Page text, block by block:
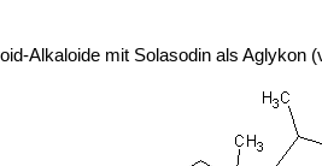
Alkaloide mit Solasodin als Aglykon